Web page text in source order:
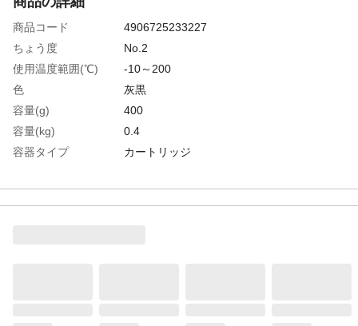
商品コード
4906725233227
ちょう度
No.2
使用温度範囲(℃)
-10～200
色
灰黒
容量(g)
400
容量(kg)
0.4
容器タイプ
カートリッジ
重さ
0.410KG